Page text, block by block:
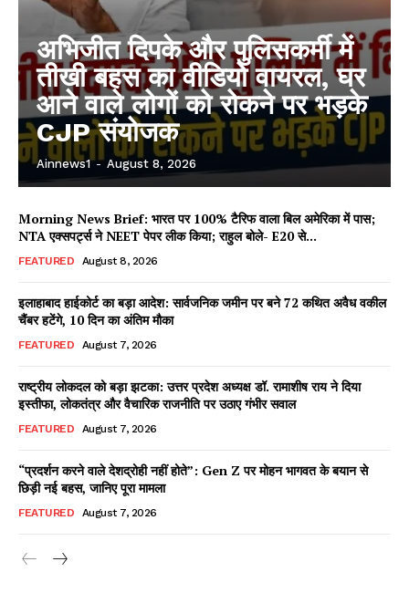
Facebook
X WhatsApp
Share
Read Latest News on AIN
NEWS 1 App
अभिजीत दिपके और पुलिसकर्मी में
तीखी बहस का वीडियो वायरल, घर
आने वाले लोगों को रोकने पर भड़के
CJP संयोजक
Ainnews1 - August 8, 2026
Morning News Brief: भारत पर 100% टैरिफ वाला बिल अमेरिका में पास;
NTA एक्सपर्ट्स ने NEET पेपर लीक किया; राहुल बोले- E20 से...
FEATURED August 8, 2026
इलाहाबाद हाईकोर्ट का बड़ा आदेश: सार्वजनिक जमीन पर बने 72 कथित अवैध वकील
चैंबर हटेंगे, 10 दिन का अंतिम मौका
FEATURED August 7, 2026
राष्ट्रीय लोकदल को बड़ा झटका: उत्तर प्रदेश अध्यक्ष डॉ. रामाशीष राय ने दिया
इस्तीफा, लोकतंत्र और वैचारिक राजनीति पर उठाए गंभीर सवाल
FEATURED August 7, 2026
“प्रदर्शन करने वाले देशद्रोही नहीं होते”: Gen Z पर मोहन भागवत के बयान से
छिड़ी नई बहस, जानिए पूरा मामला
FEATURED August 7, 2026